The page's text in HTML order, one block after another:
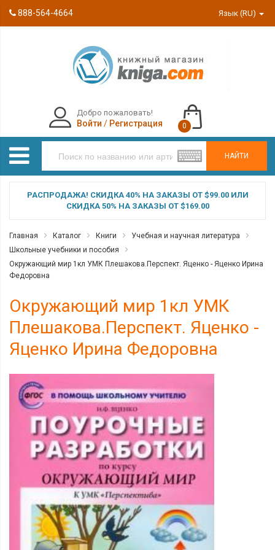
888-564-4664 Язык (RU)
НАЙТИ
Добро пожаловать!
Войти / Регистрация 0
РАСПРОДАЖА! СКИДКА 40% НА ЗАКАЗЫ ОТ $99.00 ИЛИ
СКИДКА 50% НА ЗАКАЗЫ ОТ $169.00
Главная Каталог Книги
Учебная и научная литература
Школьные учебники и пособия
Окружающий мир 1кл УМК Плешакова.Перспект. Яценко - Яценко Ирина
Федоровна
Окружающий мир 1кл УМК
Плешакова.Перспект. Яценко -
Яценко Ирина Федоровна